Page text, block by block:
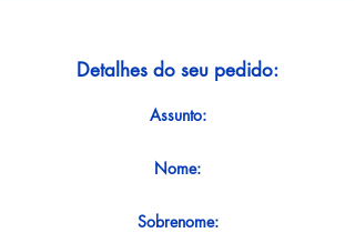
Detalhes do seu pedido:
Assunto:
Nome:
Sobrenome: